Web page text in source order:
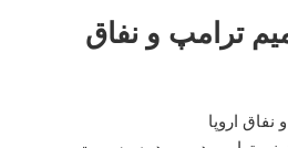
ترامپ و نفاق
اروپا